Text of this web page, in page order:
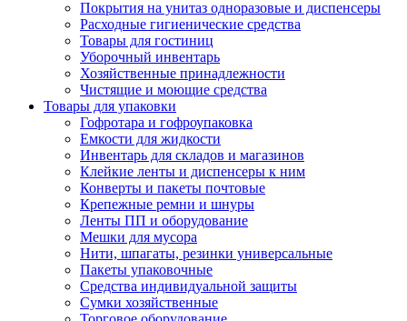
Покрытия на унитаз одноразовые и диспенсеры
Расходные гигиенические средства
Товары для гостиниц
Уборочный инвентарь
Хозяйственные принадлежности
Чистящие и моющие средства
Товары для упаковки
Гофротара и гофроупаковка
Емкости для жидкости
Инвентарь для складов и магазинов
Клейкие ленты и диспенсеры к ним
Конверты и пакеты почтовые
Крепежные ремни и шнуры
Ленты ПП и оборудование
Мешки для мусора
Нити, шпагаты, резинки универсальные
Пакеты упаковочные
Средства индивидуальной защиты
Сумки хозяйственные